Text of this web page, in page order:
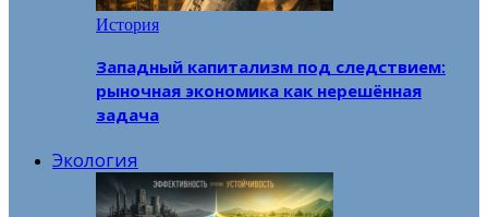
История
Западный капитализм под следствием:
рыночная экономика как нерешённая
задача
Экология